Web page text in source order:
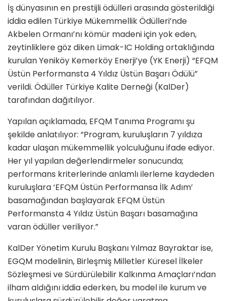
İş dünyasının en prestijli ödülleri arasında gösterildiği
iddia edilen Türkiye Mükemmellik Ödülleri’nde
Akbelen Ormanı’nı kömür madeni için yok eden,
zeytinliklere göz diken Limak-IC Holding ortaklığında
kurulan Yeniköy Kemerköy Enerji’ye (YK Enerji) “EFQM
Üstün Performansta 4 Yıldız Üstün Başarı Ödülü”
verildi. Ödüller Türkiye Kalite Derneği (KalDer)
tarafından dağıtılıyor.
Yapılan açıklamada, EFQM Tanıma Programı şu
şekilde anlatılıyor: “Program, kuruluşların 7 yıldıza
kadar ulaşan mükemmellik yolculuğunu ifade ediyor.
Her yıl yapılan değerlendirmeler sonucunda;
performans kriterlerinde anlamlı ilerleme kaydeden
kuruluşlara ‘EFQM Üstün Performansa İlk Adım’
basamağından başlayarak EFQM Üstün
Performansta 4 Yıldız Üstün Başarı basamağına
varan ödüller veriliyor.”
KalDer Yönetim Kurulu Başkanı Yılmaz Bayraktar ise,
EGQM modelinin, Birleşmiş Milletler Küresel İlkeler
Sözleşmesi ve Sürdürülebilir Kalkınma Amaçları’ndan
ilham aldığını iddia ederken, bu model ile kurum ve